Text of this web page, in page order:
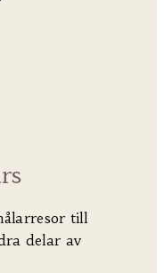
till
delar av